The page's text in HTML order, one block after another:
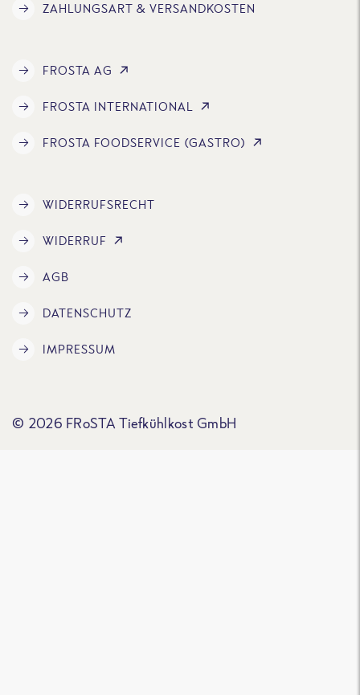
ZAHLUNGSART & VERSANDKOSTEN
FROSTA AG
FROSTA INTERNATIONAL
FROSTA FOODSERVICE (GASTRO)
WIDERRUFSRECHT
WIDERRUF
AGB
DATENSCHUTZ
IMPRESSUM
© 2026 FRoSTA Tiefkühlkost GmbH